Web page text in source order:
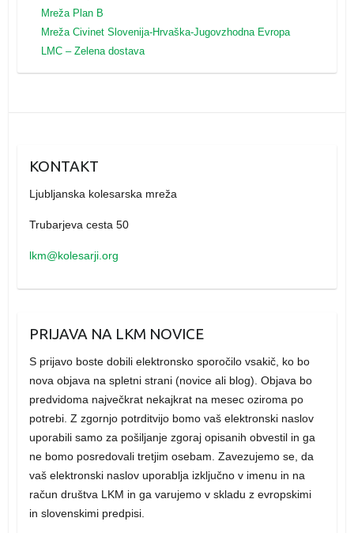
Mreža Plan B
MrežaCivinet Slovenija-Hrvaška-Jugovzhodna Evropa
LMC – Zelena dostava
KONTAKT
Ljubljanska kolesarska mreža
Trubarjeva cesta 50
lkm@kolesarji.org
PRIJAVA NA LKM NOVICE
S prijavo boste dobili elektronsko sporočilo vsakič, ko bo
nova objava na spletni strani (novice ali blog). Objava bo
predvidoma največkrat nekajkrat na mesec oziroma po
potrebi. Z zgornjo potrditvijo bomo vaš elektronski naslov
uporabili samo za pošiljanje zgoraj opisanih obvestil in ga
ne bomo posredovali tretjim osebam. Zavezujemo se, da
vaš elektronski naslov uporablja izključno v imenu in na
račun društva LKM in ga varujemo v skladu z evropskimi
in slovenskimi predpisi.